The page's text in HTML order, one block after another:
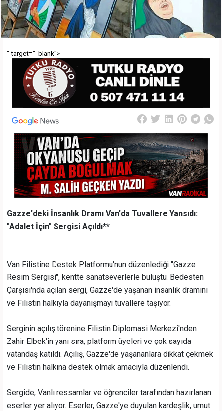
" target="_blank">
Gazze'deki İnsanlık Dramı Van'da Tuvallere Yansıdı:
"Adalet İçin" Sergisi Açıldı**
Van Filistine Destek Platformu'nun düzenlediği "Gazze
Resim Sergisi", kentte sanatseverlerle buluştu. Bedesten
Çarşısı'nda açılan sergi, Gazze'de yaşanan insanlık dramını
ve Filistin halkıyla dayanışmayı tuvallere taşıyor.
Serginin açılış törenine Filistin Diplomasi Merkezi'nden
Zahir Elbek'in yanı sıra, platform üyeleri ve çok sayıda
vatandaş katıldı. Açılış, Gazze'de yaşananlara dikkat çekmek
ve Filistin halkına destek olmak amacıyla düzenlendi.
Sergide, Vanlı ressamlar ve öğrenciler tarafından hazırlanan
eserler yer alıyor. Eserler, Gazze'ye duyulan kardeşlik, umut